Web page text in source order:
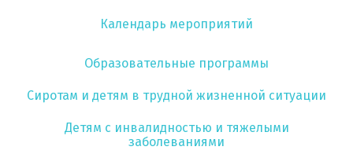
Календарь мероприятий
Образовательные программы
Сиротам и детям в трудной жизненной ситуации
Детям с инвалидностью и тяжелыми
заболеваниями